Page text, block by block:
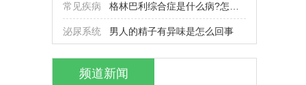
常见疾病
泌尿系统 男人的精子有异味是怎么回事
频道新闻